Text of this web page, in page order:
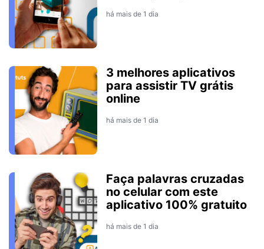
há mais de 1 dia
3 melhores aplicativos
para assistir TV grátis
online
há mais de 1 dia
Faça palavras cruzadas
no celular com este
aplicativo 100% gratuito
há mais de 1 dia